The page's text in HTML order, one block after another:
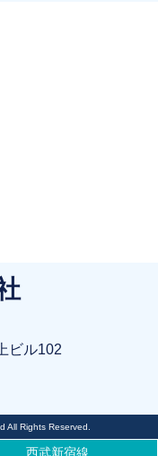
ビル102
All Rights Reserved.
西武新宿線